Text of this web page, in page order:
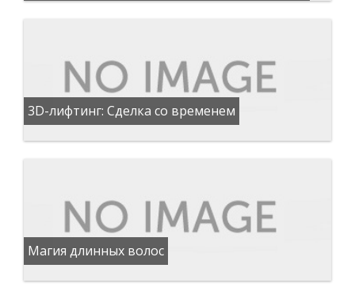
3D-лифтинг: Сделка со временем
Магия длинных волос